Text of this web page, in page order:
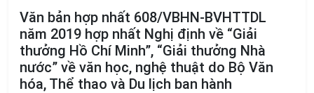
Văn bản hợp nhất 608/VBHN-BVHTTDL
năm 2019 hợp nhất Nghị định về “Giải
thưởng Hồ Chí Minh”, “Giải thưởng Nhà
nước” về văn học, nghệ thuật do Bộ Văn
hóa, Thể thao và Du lịch ban hành